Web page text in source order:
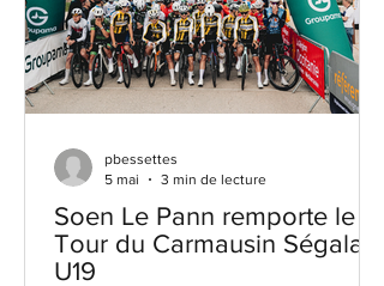
Open, Access et U19, Hommes et
Dames. 30 Tours
Soen Le Pann remporte le
Tour du Carmausin Ségala
U19
pbessettes
5 mai
3 min de lecture